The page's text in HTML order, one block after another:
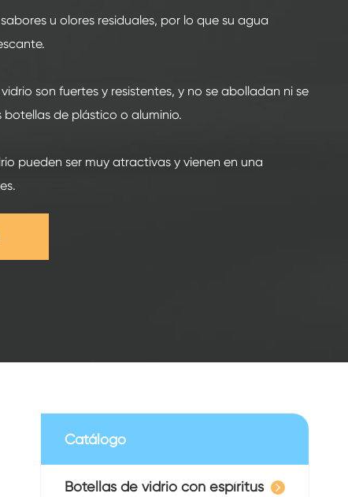
u olores residuales, por lo que su agua
son fuertes y resistentes, y no se abolladan ni se
de plástico o aluminio.
pueden ser muy atractivas y vienen en una
Catálogo
Botellas de vidrio con espíritus